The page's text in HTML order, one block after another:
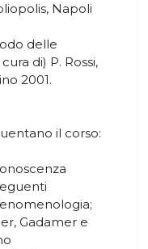
Napoli
delle
di) P. Rossi,
2001.
il corso:
Gadamer e